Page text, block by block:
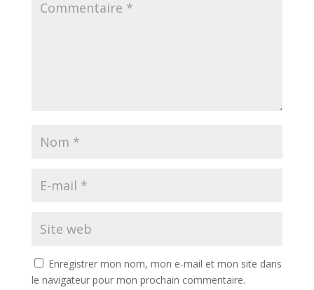
Enregistrer mon nom, mon e-mail et mon site dans
le navigateur pour mon prochain commentaire.